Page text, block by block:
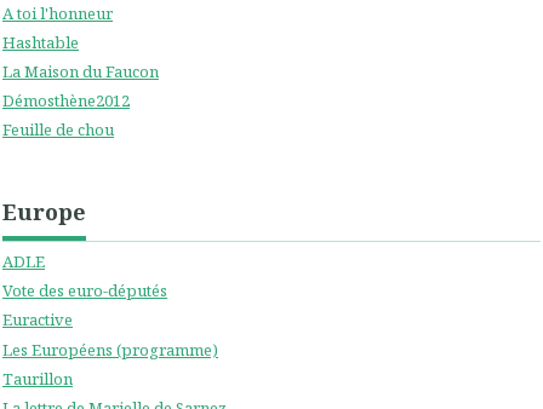
A toi l'honneur
Hashtable
La Maison du Faucon
Démosthène2012
Feuille de chou
Europe
ADLE
Vote des euro-députés
Euractive
Les Européens (programme)
Taurillon